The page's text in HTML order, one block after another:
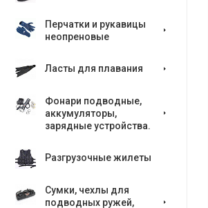
Перчатки и рукавицы
неопреновые
Ласты для плавания
Фонари подводные,
аккумуляторы,
зарядные устройства.
Разгрузочные жилеты
Сумки, чехлы для
подводных ружей,